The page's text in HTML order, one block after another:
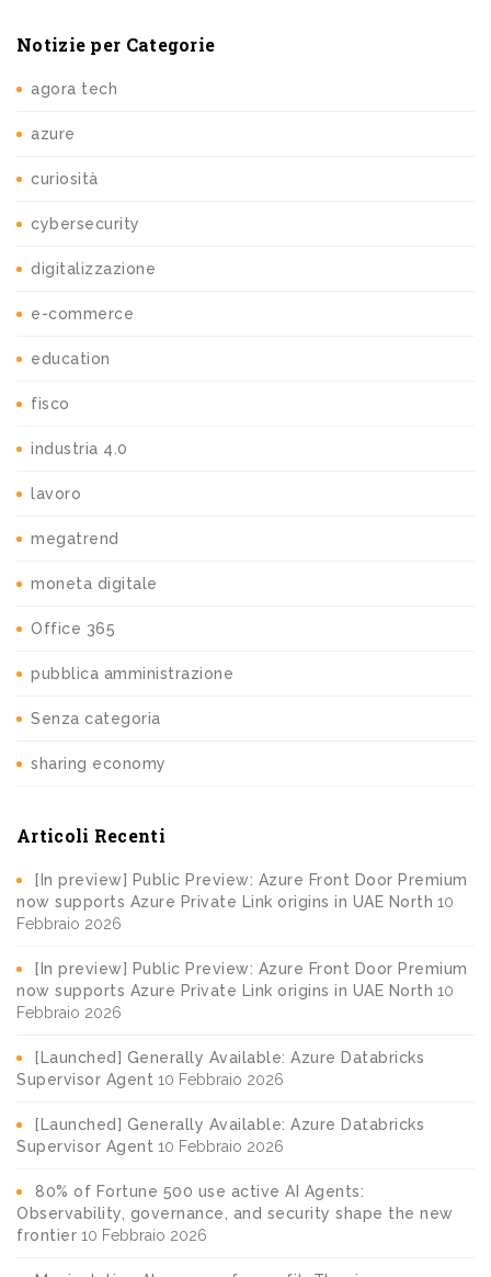
Notizie per Categorie
agora tech
azure
curiosità
cybersecurity
digitalizzazione
e-commerce
education
fisco
industria 4.0
lavoro
megatrend
moneta digitale
Office 365
pubblica amministrazione
Senza categoria
sharing economy
Articoli Recenti
[In preview] Public Preview: Azure Front Door Premium
now supports Azure Private Link origins in UAE North 10
Febbraio 2026
[In preview] Public Preview: Azure Front Door Premium
now supports Azure Private Link origins in UAE North 10
Febbraio 2026
[Launched] Generally Available: Azure Databricks
Supervisor Agent 10 Febbraio 2026
[Launched] Generally Available: Azure Databricks
Supervisor Agent 10 Febbraio 2026
80% of Fortune 500 use active AI Agents:
Observability, governance, and security shape the new
frontier 10 Febbraio 2026